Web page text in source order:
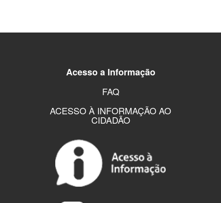
Acesso a Informação
FAQ
ACESSO À INFORMAÇÃO AO
CIDADÃO